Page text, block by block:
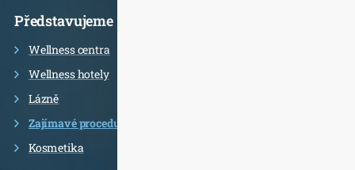
Představujeme
Wellness centra
Wellness hotely
Lázně
Zajímavé procedury
Kosmetika